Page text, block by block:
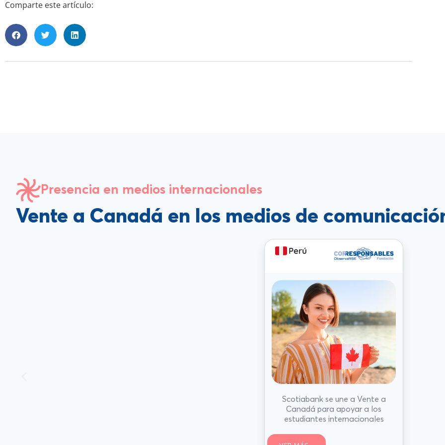
Comparte este artículo:
Presencia en medios internacionales
Vente a Canadá en los medios de
Perú
Scotiabank se une a Vente a
Canadá para apoyar a los
estudiantes internacionales